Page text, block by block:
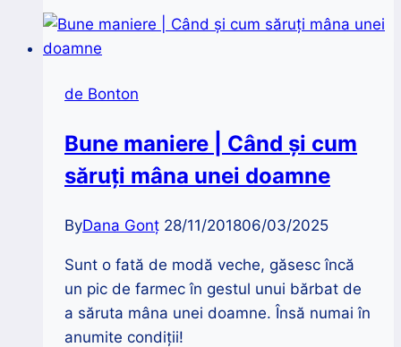
întrebărilor
de Bonton
Bune maniere | Când și cum
săruți mâna unei doamne
ByDana Gonț 28/11/201806/03/2025
Sunt o fată de modă veche, găsesc încă
un pic de farmec în gestul unui bărbat de
a săruta mâna unei doamne. Însă numai în
anumite condiții!